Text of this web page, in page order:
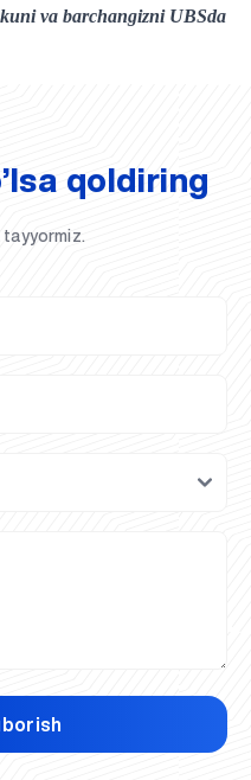
va barchangizni UBSda
yosh olimlari"
yangi soni
rejalar
malaka oshirdi
hokimligi tomonidan
"level up" qilishni
— Yangi
tayanchi
qoldiring